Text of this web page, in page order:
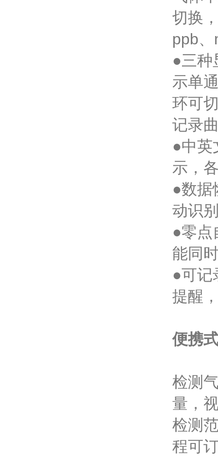
切换
ppb
●三种
示单
环可
记录
●中英
示，
●数据
动识
●零点
能同
●可记
提醒
便携
检测
量，
检测
程可